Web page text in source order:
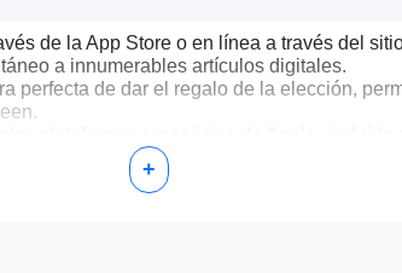
de la App Store o en línea a través del
a innumerables artículos digitales.
perfecta de dar el regalo de la elección,
+